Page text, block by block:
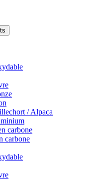
/ Alpaca
carbone
carbone